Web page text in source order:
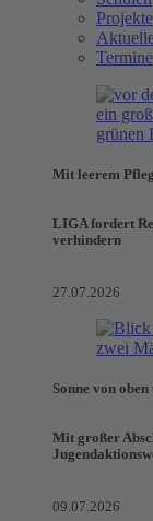
Projekte
Termine
Mit leerem
LIGA fordert
verhindern
27.07.2026
Sonne von
Mit großer
09.07.2026